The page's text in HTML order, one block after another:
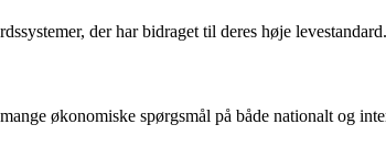
der har bidraget til deres høje
økonomiske spørgsmål på både nationalt og